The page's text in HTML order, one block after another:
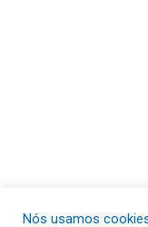
Nós usamos